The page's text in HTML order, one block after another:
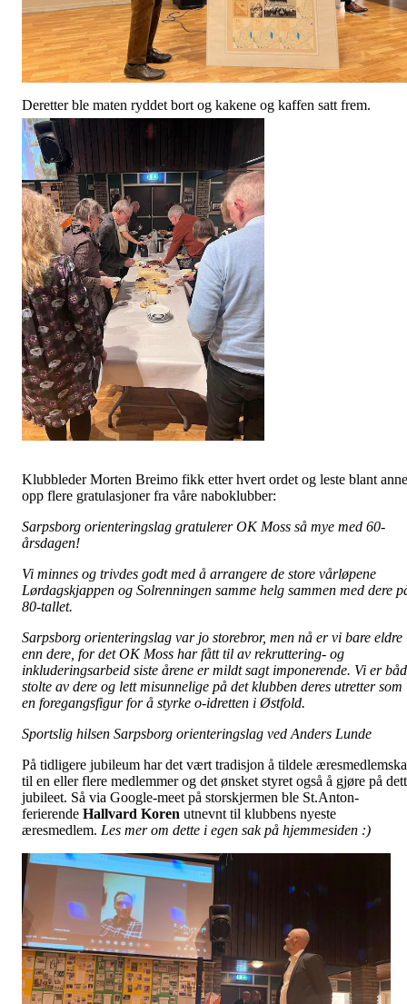
Deretter ble maten ryddet bort og kakene og kaffen satt frem.
Klubbleder Morten Breimo fikk etter hvert ordet og leste blant
opp flere gratulasjoner fra våre naboklubber:
Sarpsborg orienteringslag gratulerer OK Moss så mye med 60-
årsdagen!
Vi minnes og trivdes godt med å arrangere de store vårløpene
Lørdagskjappen og Solrenningen samme helg sammen med dere
80-tallet.
Sarpsborg orienteringslag var jo storebror, men nå er vi bare eldre
enn dere, for det OK Moss har fått til av rekruttering- og
inkluderingsarbeid siste årene er mildt sagt imponerende. Vi er
stolte av dere og lett misunnelige på det klubben deres utretter som
en foregangsfigur for å styrke o-idretten i Østfold.
Sportslig hilsen Sarpsborg orienteringslag ved Anders Lunde
På tidligere jubileum har det vært tradisjon å tildele
til en eller flere medlemmer og det ønsket styret også å gjøre på
jubileet. Så via Google-meet på storskjermen ble St.Anton-
ferierende Hallvard Koren utnevnt til klubbens nyeste
æresmedlem. Les mer om dette i egen sak på hjemmesiden :)